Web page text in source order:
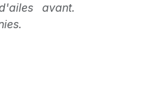
avant.